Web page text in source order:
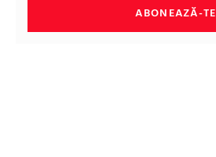
ABONEAZĂ-TE